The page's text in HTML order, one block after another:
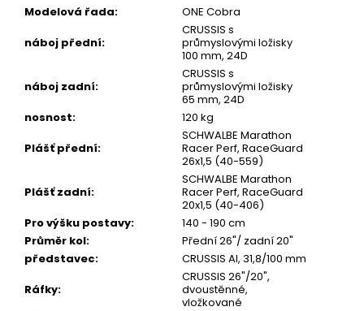
Modelová řada:
ONE Cobra
náboj přední:
CRUSSIS s
průmyslovými ložisky
100 mm, 24D
náboj zadní:
CRUSSIS s
průmyslovými ložisky
65 mm, 24D
nosnost:
120 kg
Plášť přední:
SCHWALBE Marathon
Racer Perf, RaceGuard
26x1,5 (40-559)
Plášť zadní:
SCHWALBE Marathon
Racer Perf, RaceGuard
20x1,5 (40-406)
Pro výšku postavy:
140 - 190 cm
Průměr kol:
Přední 26"/ zadní 20"
představec:
CRUSSIS Al, 31,8/100 mm
Ráfky:
CRUSSIS 26"/20",
dvoustěnné,
vložkované